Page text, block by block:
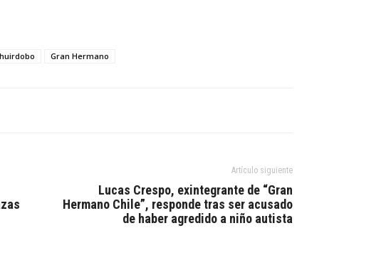
Gran Hermano
Artículo siguiente
Lucas Crespo, exintegrante de “Gran
Hermano Chile”, responde tras ser acusado
de haber agredido a niño autista